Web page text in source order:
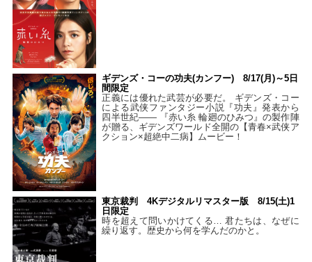
ギデンズ・コーの功夫(カンフー) 8/17(月)～5日
間限定
正義には優れた武芸が必要だ。 ギデンズ・コー
による武侠ファンタジー小説『功夫』発表から
四半世紀―― 『赤い糸 輪廻のひみつ』の製作陣
が贈る、ギデンズワールド全開の【青春×武侠ア
クション×超絶中二病】ムービー！
東京裁判 4Kデジタルリマスター版 8/15(土)1
日限定
時を超えて問いかけてくる… 君たちは、なぜに
繰り返す。歴史から何を学んだのかと。